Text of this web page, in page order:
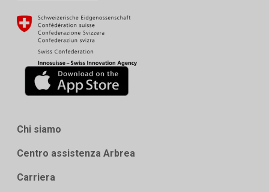
Chi siamo
Centro assistenza Arbrea
Carriera